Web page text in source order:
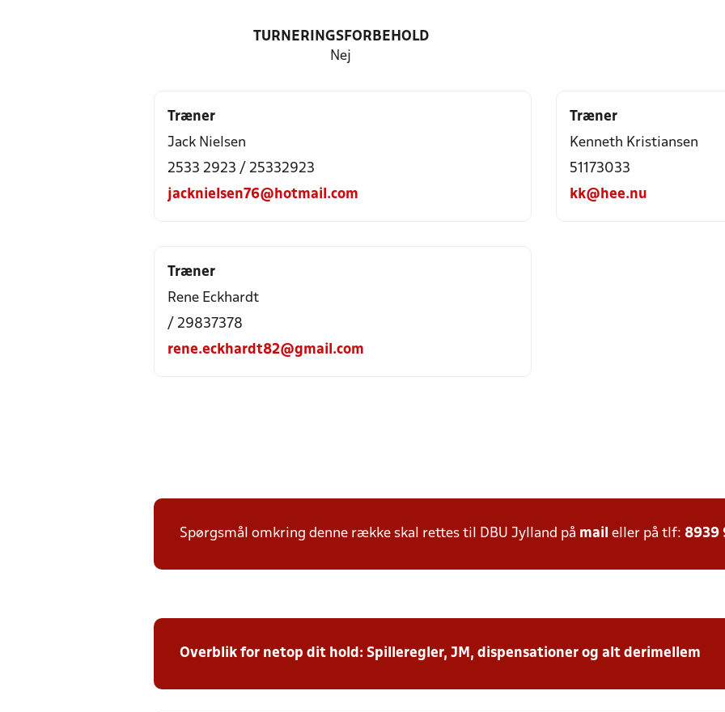
TURNERINGSFORBEHOLD
Nej
Træner
Jack Nielsen
2533 2923 / 25332923
jacknielsen76@hotmail.com
Træner
Kenneth Kristiansen
51173033
kk@hee.nu
Træner
Rene Eckhardt
/ 29837378
rene.eckhardt82@gmail.com
Spørgsmål omkring denne række skal rettes til DBU Jylland på mail eller på tlf: 8939
Overblik for netop dit hold: Spilleregler, JM, dispensationer og alt derimellem